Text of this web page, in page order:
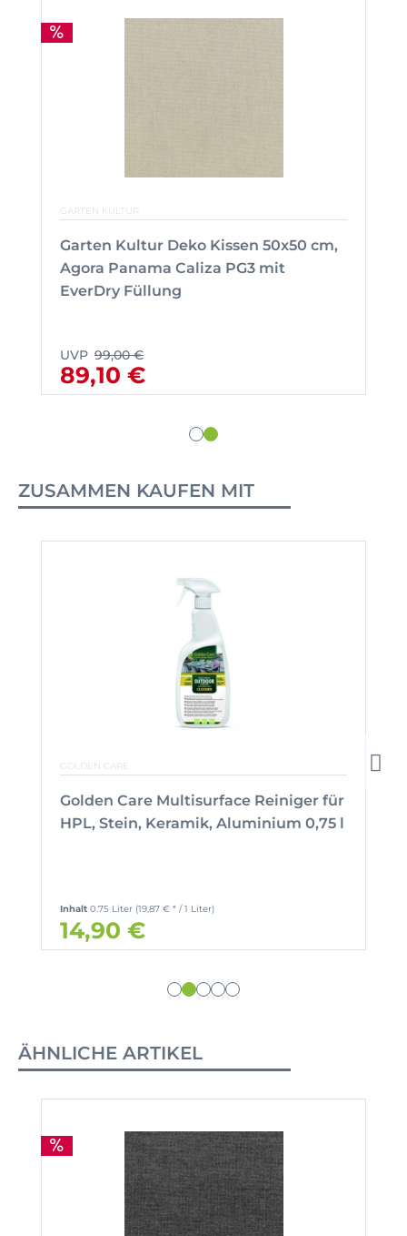
GARTEN KULTUR
Garten Kultur Deko Kissen 50x50 cm,
Agora Panama Caliza PG3 mit
EverDry Füllung
UVP 99,00 €
89,10 €
ZUSAMMEN KAUFEN MIT
GOLDEN CARE
Golden Care Multisurface Reiniger für
HPL, Stein, Keramik, Aluminium 0,75 l
Inhalt 0.75 Liter (19,87 € * / 1 Liter)
14,90 €
ÄHNLICHE ARTIKEL